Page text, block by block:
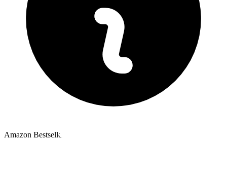
Amazon Bestseller